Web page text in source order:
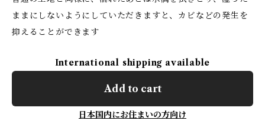
ままにしないようにしていただきますと、カビなどの発生を
抑えることができます
International shipping available
Add to cart
日本国内にお住まいの方向け